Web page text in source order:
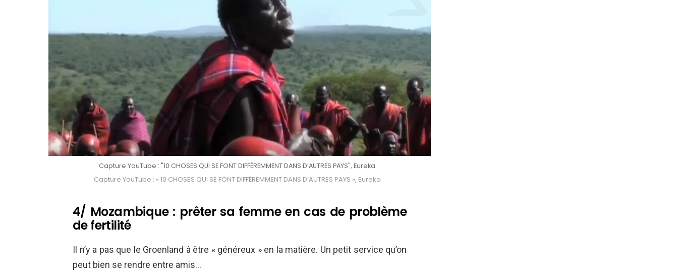
Capture YouTube : "10 CHOSES QUI SE FONT DIFFÉREMMENT DANS D’AUTRES PAYS", Eureka
Capture YouTube : « 10 CHOSES QUI SE FONT DIFFÉREMMENT DANS D’AUTRES PAYS », Eureka
4/ Mozambique : prêter sa femme en cas de problème
de fertilité
Il n’y a pas que le Groenland à être « généreux » en la matière. Un petit service qu’on
peut bien se rendre entre amis…